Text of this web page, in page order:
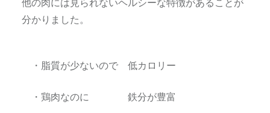
他の肉には見られないヘルシーな特徴があることが
分かりました。
・脂質が少ないので 低カロリー
・鶏肉なのに 鉄分が豊富